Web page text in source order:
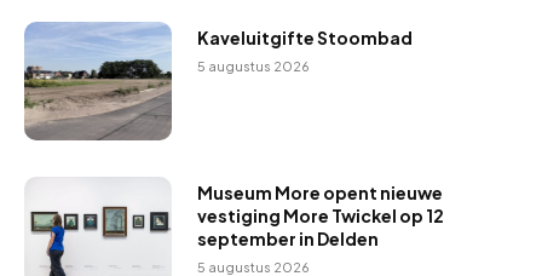
Kaveluitgifte Stoombad
5 augustus 2026
Museum More opent nieuwe
vestiging More Twickel op 12
september in Delden
5 augustus 2026